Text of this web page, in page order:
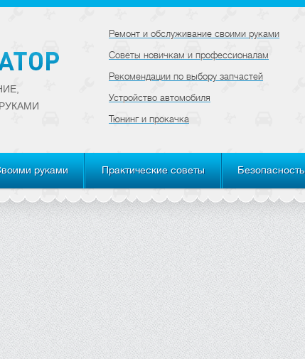
Ремонт и обслуживание своими руками
Советы новичкам и профессионалам
Рекомендации по выбору запчастей
Устройство автомобиля
Тюнинг и прокачка
руками Практические советы Безопасность